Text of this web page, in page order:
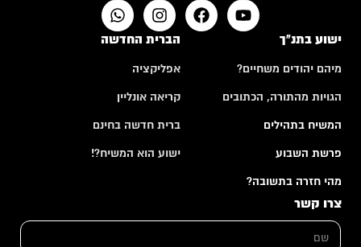
ישוע בתנ"ך
מיהם יהודים משחיים?
הגויות מהתורה, הכתובים
המשיח בתהילים
פרשת השבוע
מהי חזרה בתשובה?
הברית החדשה
אפליקציה
קריאה אונליין
ברית חדשה בחינם
ישוע הוא המשיח?!
צרו קשר
ש